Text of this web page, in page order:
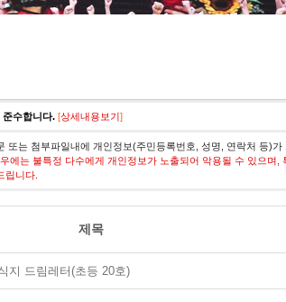
문제
준수합니다. [상세내용보기]
또는 첨부파일내에 개인정보(주민등록번호, 성명, 연락처 등)
에는 불특정 다수에게 개인정보가 노출되어 악용될 수 있으며
립니다.
제목
지 드림레터(초등 20호)